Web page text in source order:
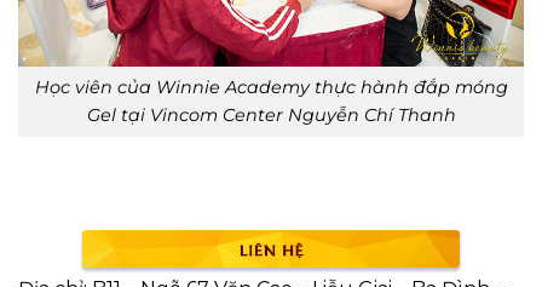
Học viên của Winnie Academy thực hành đắp móng
Gel tại Vincom Center Nguyễn Chí Thanh